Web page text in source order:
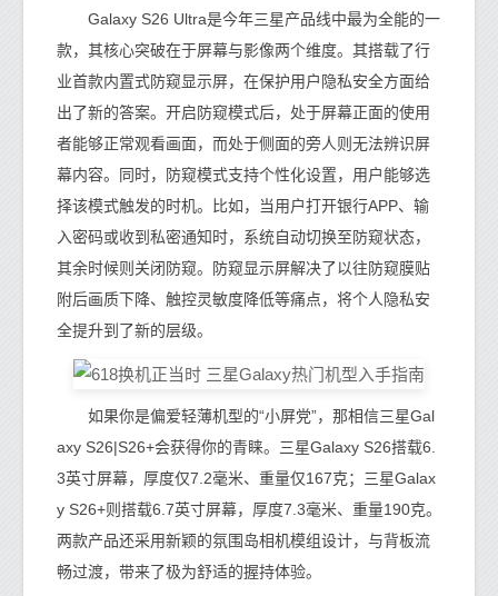
Galaxy S26 Ultra是今年三星产品线中最为全能的一
款，其核心突破在于屏幕与影像两个维度。其搭载了行
业首款内置式防窥显示屏，在保护用户隐私安全方面给
出了新的答案。开启防窥模式后，处于屏幕正面的使用
者能够正常观看画面，而处于侧面的旁人则无法辨识屏
幕内容。同时，防窥模式支持个性化设置，用户能够选
择该模式触发的时机。比如，当用户打开银行APP、输
入密码或收到私密通知时，系统自动切换至防窥状态，
其余时候则关闭防窥。防窥显示屏解决了以往防窥膜贴
附后画质下降、触控灵敏度降低等痛点，将个人隐私安
全提升到了新的层级。
如果你是偏爱轻薄机型的“小屏党”，那相信三星Gal
axy S26|S26+会获得你的青睐。三星Galaxy S26搭载6.
3英寸屏幕，厚度仅7.2毫米、重量仅167克；三星Galax
y S26+则搭载6.7英寸屏幕，厚度7.3毫米、重量190克。
两款产品还采用新颖的氛围岛相机模组设计，与背板流
畅过渡，带来了极为舒适的握持体验。